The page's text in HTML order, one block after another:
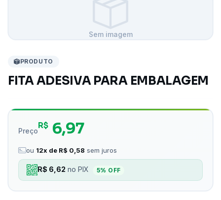
Sem imagem
PRODUTO
FITA ADESIVA PARA EMBALAGEM
Preço
R$ 6,97
ou 12x de R$ 0,58 sem juros
R$ 6,62 no PIX 5% OFF